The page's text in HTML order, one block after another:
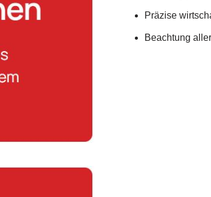
Präzise
Beachtung